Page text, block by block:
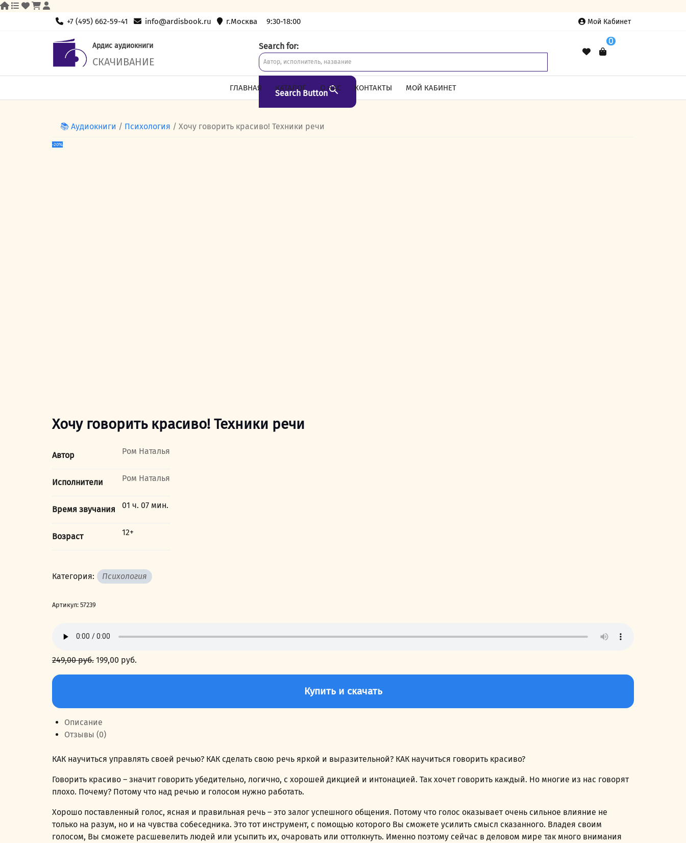
+7 (495) 662-59-41 info@ardisbook.ru г.Москва 9:30-18:00 Мой Кабинет
Ардис аудиокниги
СКАЧИВАНИЕ
Search for:
Search Button
0
ГЛАВНАЯ КАТАЛОГ О НАС КОНТАКТЫ МОЙ КАБИНЕТ
📚 Аудиокниги / Психология / Хочу говорить красиво! Техники речи
-20%
Хочу говорить красиво! Техники речи
Автор Ром Наталья
Исполнители Ром Наталья
Время звучания 01 ч. 07 мин.
Возраст 12+
Категория: Психология
Артикул: 57239
249,00руб. Первоначальная
199,00 руб.
Количество
Хочу
Купить и скачать
Описание
Отзывы (0)
КАК научиться управлять своей речью? КАК сделать свою речь яркой и выразительной? КАК научиться говорить красиво?
Говорить красиво – значит говорить убедительно, логично, с хорошей дикцией и интонацией. Так хочет говорить каждый. Но многие из нас говорят
плохо. Почему? Потому что над речью и голосом нужно работать.
Хорошо поставленный голос, ясная и правильная речь – это залог успешного общения. Потому что голос оказывает очень сильное влияние не
только на разум, но и на чувства собеседника. Это тот инструмент, с помощью которого Вы сможете усилить смысл сказанного. Владея своим
голосом, Вы сможете расшевелить людей или усыпить их, очаровать или оттолкнуть. Именно поэтому сейчас в деловом мире так много внимания